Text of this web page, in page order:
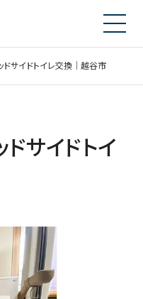
ドサイドトイレ交換｜越谷市
サイドトイ